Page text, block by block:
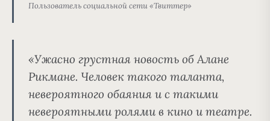
Пользователь социальной сети «Твиттер»
«Ужасно грустная новость об Алане
Рикмане. Человек такого таланта,
невероятного обаяния и с такими
невероятными ролями в кино и театре.